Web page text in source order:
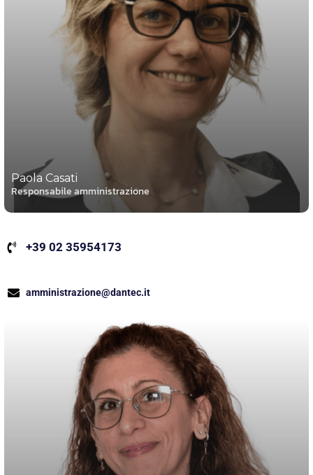
Paola Casati
Responsabile amministrazione
+39 02 35954173
amministrazione@dantec.it